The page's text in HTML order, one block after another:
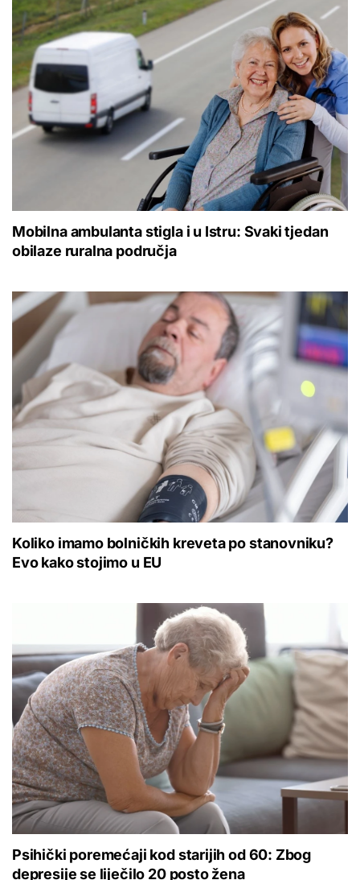
Mobilna ambulanta stigla i u Istru: Svaki tjedan
obilaze ruralna područja
Koliko imamo bolničkih kreveta po stanovniku?
Evo kako stojimo u EU
Psihički poremećaji kod starijih od 60: Zbog
depresije se liječilo 20 posto žena